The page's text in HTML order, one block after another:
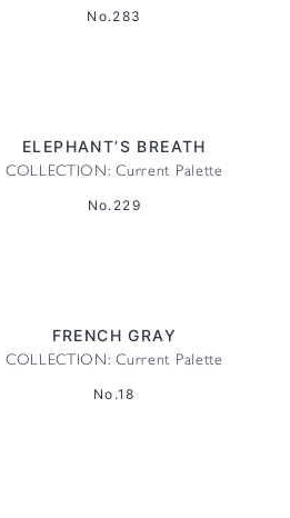
No.283
ELEPHANT’S BREATH
COLLECTION: Current Palette
No.229
FRENCH GRAY
COLLECTION: Current Palette
No.18